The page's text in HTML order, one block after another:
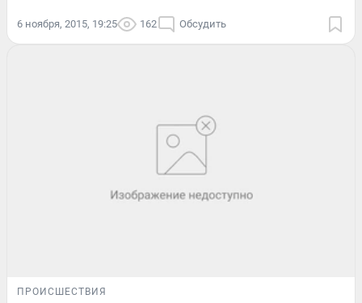
6 ноября, 2015, 19:25 162 Обсудить
ПРОИСШЕСТВИЯ